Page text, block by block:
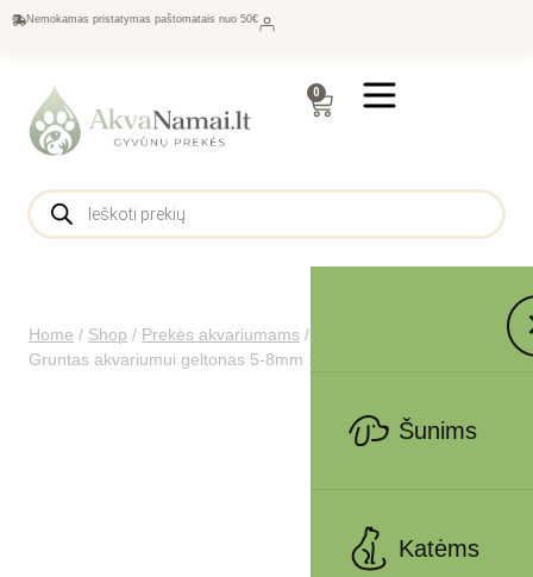
Nemokamas pristatymas paštomatais nuo 50€
0
Šunims
Katėms
Home / Shop / Prekės akvariumams /
Gruntas akvariumui geltonas 5-8mm 1kg